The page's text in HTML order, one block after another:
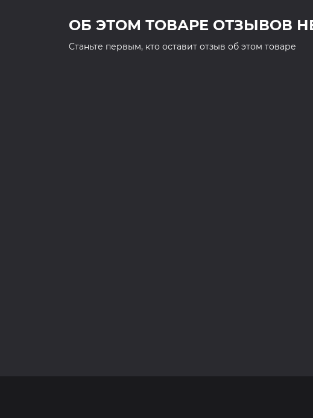
ОБ ЭТОМ ТОВАРЕ ОТЗЫВОВ
Cтаньте первым, кто оставит отзыв об этом товаре